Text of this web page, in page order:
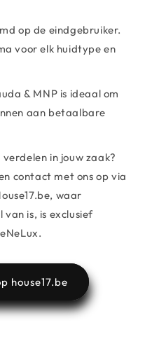
op de eindgebruiker.
voor elk huidtype en
& MNP is ideaal om
aan betaalbare
in jouw zaak?
contact met ons op via
waar
van is, is exclusief
house17.be